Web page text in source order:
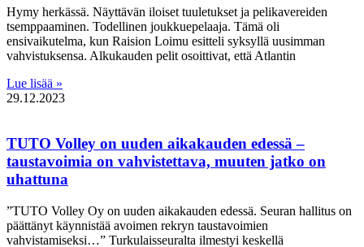
Hymy herkässä. Näyttävän iloiset tuuletukset ja pelikavereiden
tsemppaaminen. Todellinen joukkuepelaaja. Tämä oli
ensivaikutelma, kun Raision Loimu esitteli syksyllä uusimman
vahvistuksensa. Alkukauden pelit osoittivat, että Atlantin
Lue lisää »
29.12.2023
TUTO Volley on uuden aikakauden edessä –
taustavoimia on vahvistettava, muuten jatko on
uhattuna
”TUTO Volley Oy on uuden aikakauden edessä. Seuran hallitus on
päättänyt käynnistää avoimen rekryn taustavoimien
vahvistamiseksi…” Turkulaisseuralta ilmestyi keskellä